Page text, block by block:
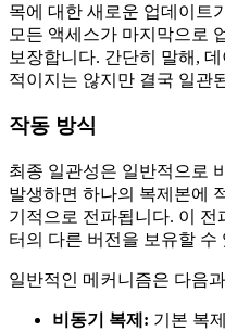
목에 대한 새로운 업데이트
모든 액세스가 마지막으로
보장합니다. 간단히 말해,
적이지는 않지만 결국 일관
작동 방식
최종 일관성은 일반적으로
발생하면 하나의 복제본에
기적으로 전파됩니다. 이 전
터의 다른 버전을 보유할 수
일반적인 메커니즘은 다음
비동기 복제: 기본 복